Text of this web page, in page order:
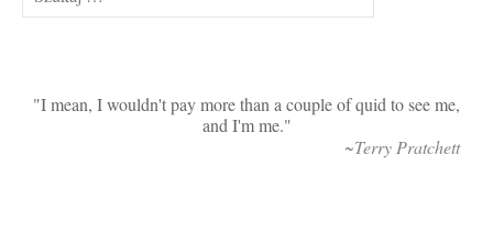
I mean, I wouldn't pay more than a couple of quid to see me,
and I'm me.
~Terry Pratchett